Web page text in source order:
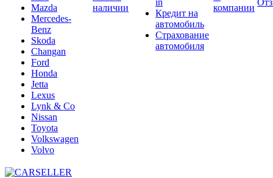
Mazda
Mercedes-
Benz
Skoda
Changan
Ford
Honda
Jetta
Lexus
Lynk & Co
Nissan
Toyota
Volkswagen
Volvo
наличии
in
Кредит на
автомобиль
Страхование
автомобиля
компании